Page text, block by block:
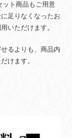
ット商品もご用意
足りなくなったお
いただけます。
るよりも、商品内
けます。